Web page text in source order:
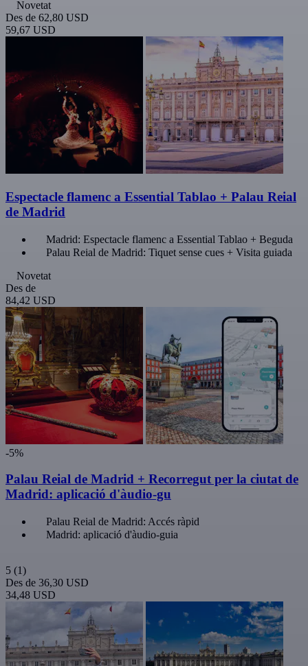
Novetat
Des de 62,80 USD
59,67 USD
Espectacle flamenc a Essential Tablao + Palau Reial
de Madrid
Madrid: Espectacle flamenc a Essential Tablao + Beguda
Palau Reial de Madrid: Tiquet sense cues + Visita guiada
Novetat
Des de
84,42 USD
-5%
Palau Reial de Madrid + Recorregut per la ciutat de
Madrid: aplicació d'àudio-gu
Palau Reial de Madrid: Accés ràpid
Madrid: aplicació d'àudio-guia
5 (1)
Des de 36,30 USD
34,48 USD